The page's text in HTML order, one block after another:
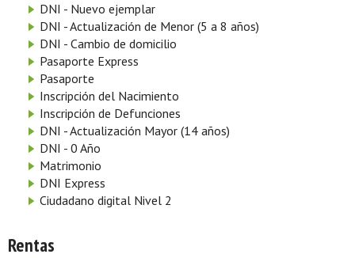
DNI - Nuevo ejemplar
DNI - Actualización de Menor (5 a 8 años)
DNI - Cambio de domicilio
Pasaporte Express
Pasaporte
Inscripción del Nacimiento
Inscripción de Defunciones
DNI - Actualización Mayor (14 años)
DNI - 0 Año
Matrimonio
DNI Express
Ciudadano digital Nivel 2
Rentas